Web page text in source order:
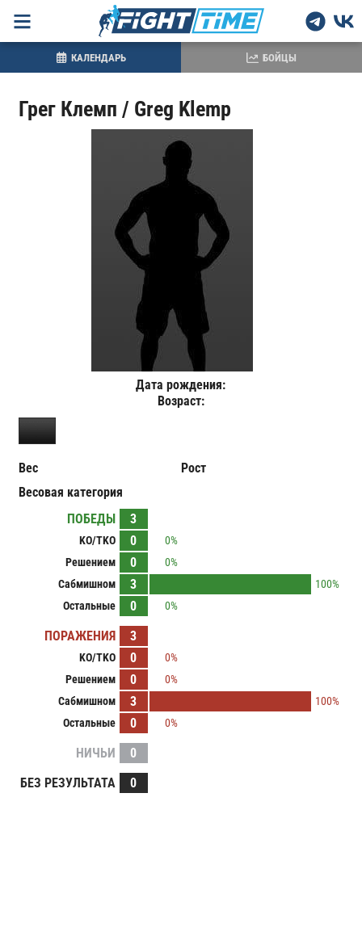
Грег Клемп / Greg Klemp
Дата рождения:
Возраст:
Вес
Рост
Весовая категория
ПОБЕДЫ
3
KO/TKO 0
0%
Решением
0
0%
Сабмишном
3
100%
Остальные
0 0%
ПОРАЖЕНИЯ 3
KO/TKO 0
0%
Решением
0
0%
Сабмишном
3
100%
Остальные
0 0%
НИЧЬИ
0
БЕЗ РЕЗУЛЬТАТА
0
КАЛЕНДАРЬ БОЙЦЫ